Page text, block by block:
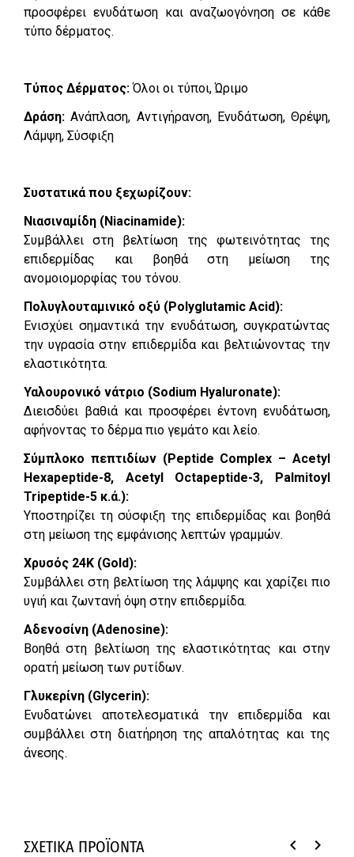
προσφέρει ενυδάτωση και αναζωογόνηση σε κάθε
τύπο δέρματος.
Τύπος Δέρματος:Όλοι οι τύποι, Ώριμο
Δράση:Ανάπλαση, Αντιγήρανση, Ενυδάτωση, Θρέψη,
Λάμψη, Σύσφιξη
Συστατικά που ξεχωρίζουν:
Νιασιναμίδη (Niacinamide):
Συμβάλλει στη βελτίωση της φωτεινότητας της
επιδερμίδας και βοηθά στη μείωση της
ανομοιομορφίας του τόνου.
Πολυγλουταμινικό οξύ (Polyglutamic Acid):
Ενισχύει σημαντικά την ενυδάτωση, συγκρατώντας
την υγρασία στην επιδερμίδα και βελτιώνοντας την
ελαστικότητα.
Υαλουρονικό νάτριο (Sodium Hyaluronate):
Διεισδύει βαθιά και προσφέρει έντονη ενυδάτωση,
αφήνοντας το δέρμα πιο γεμάτο και λείο.
Σύμπλοκο πεπτιδίων (Peptide Complex – Acetyl
Hexapeptide-8, Acetyl Octapeptide-3, Palmitoyl
Tripeptide-5 κ.ά.):
Υποστηρίζει τη σύσφιξη της επιδερμίδας και βοηθά
στη μείωση της εμφάνισης λεπτών γραμμών.
Χρυσός 24K (Gold):
Συμβάλλει στη βελτίωση της λάμψης και χαρίζει πιο
υγιή και ζωντανή όψη στην επιδερμίδα.
Αδενοσίνη (Adenosine):
Βοηθά στη βελτίωση της ελαστικότητας και στην
ορατή μείωση των ρυτίδων.
Γλυκερίνη (Glycerin):
Ενυδατώνει αποτελεσματικά την επιδερμίδα και
συμβάλλει στη διατήρηση της απαλότητας και της
άνεσης.
ΣΧΕΤΙΚΑ ΠΡΟΪΟΝΤΑ keyboard_arrow_left keyboard_arrow_right